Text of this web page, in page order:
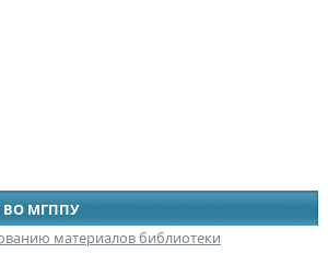
ВО МГППУ
материалов библиотеки